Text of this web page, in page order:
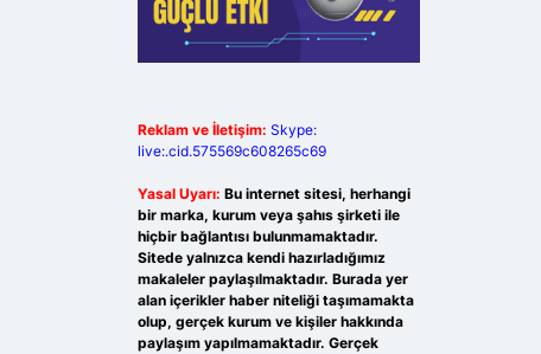
Reklam ve İletişim: Skype:
live:.cid.575569c608265c69
Yasal Uyarı: Bu internet sitesi, herhangi
bir marka, kurum veya şahıs şirketi ile
hiçbir bağlantısı bulunmamaktadır.
Sitede yalnızca kendi hazırladığımız
makaleler paylaşılmaktadır. Burada yer
alan içerikler haber niteliği taşımamakta
olup, gerçek kurum ve kişiler hakkında
paylaşım yapılmamaktadır. Gerçek